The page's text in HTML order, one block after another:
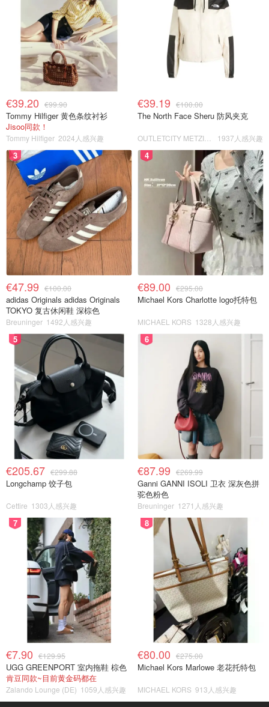
€39.20 €99.90
Tommy Hilfiger 黄色条纹衬衫
Jisoo同款！
Tommy Hilfiger 2024人感兴趣
€39.19 €100.00
The North Face Sheru 防风夹克
1937人感兴趣
3
€47.99 €100.00
adidas Originals adidas Originals
TOKYO 复古休闲鞋 深棕色
Breuninger 1492人感兴趣
4
€89.00 €295.00
Michael Kors Charlotte logo托特包
MICHAEL KORS 1328人感兴趣
5
€205.67 €299.88
Longchamp 饺子包
Cettire 1303人感兴趣
6
€87.99 €269.99
Ganni GANNI ISOLI 卫衣 深灰色拼
驼色粉色
Breuninger 1271人感兴趣
7
€7.90 €129.95
UGG GREENPORT 室内拖鞋 棕色
肯豆同款~目前黄金码都在
Zalando Lounge (DE) 1059人感兴趣
8
€80.00 €275.00
Michael Kors Marlowe 老花托特包
MICHAEL KORS 913人感兴趣